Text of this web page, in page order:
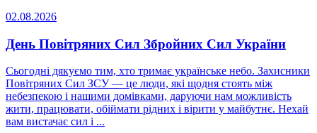
02.08.2026
День Повітряних Сил Збройних Сил України
Сьогодні дякуємо тим, хто тримає українське небо. Захисники
Повітряних Сил ЗСУ — це люди, які щодня стоять між
небезпекою і нашими домівками, даруючи нам можливість
жити, працювати, обіймати рідних і вірити у майбутнє. Нехай
вам вистачає сил і ...